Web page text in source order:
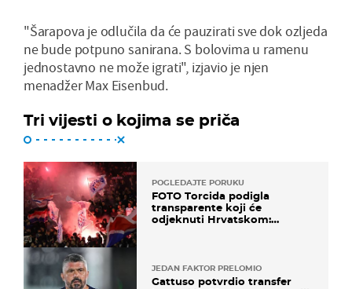
"Šarapova je odlučila da će pauzirati sve dok ozljeda
ne bude potpuno sanirana. S bolovima u ramenu
jednostavno ne može igrati", izjavio je njen
menadžer Max Eisenbud.
Tri vijesti o kojima se priča
POGLEDAJTE PORUKU
FOTO Torcida podigla
transparente koji će
odjeknuti Hrvatskom:
JEDAN FAKTOR PRELOMIO
Gattuso potvrdio transfer